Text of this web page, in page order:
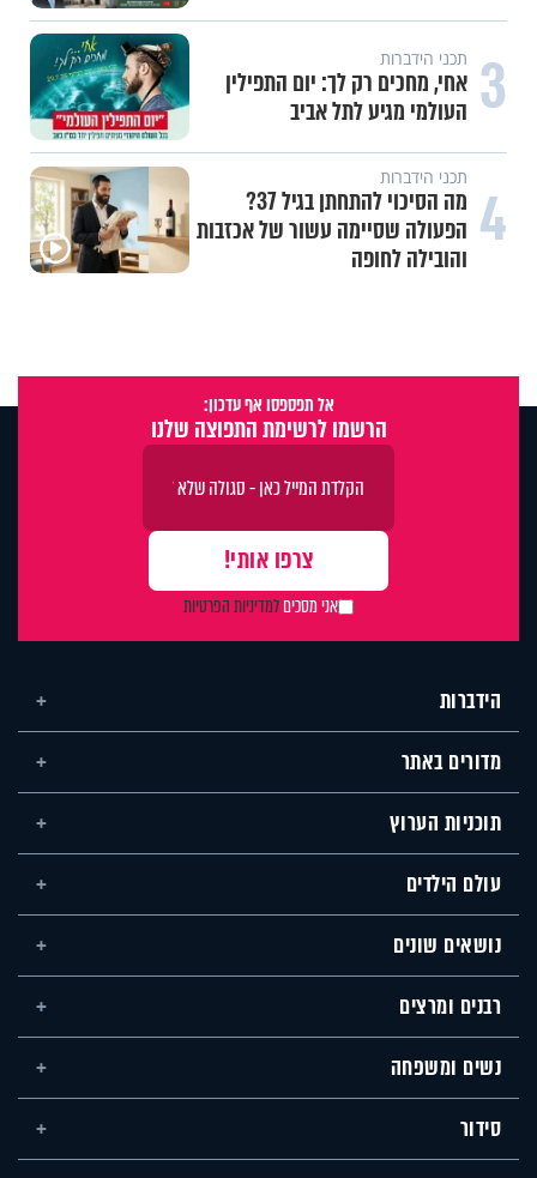
3 תכני הידברות
אחי, מחכים רק לך: יום התפילין
העולמי מגיע לתל אביב
4 תכני הידברות
מה הסיכוי להתחתן בגיל 37?
הפעולה שסיימה עשור של אכזבות
והובילה לחופה
אל תפספסו אף עדכון:
הרשמו לרשימת התפוצה שלנו
אני מסכיםלמדיניות הפרטיות
הידברות
מדורים באתר
תוכניות הערוץ
עולם הילדים
נושאים שונים
רבנים ומרצים
נשים ומשפחה
סידור